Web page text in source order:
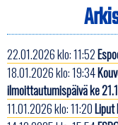
22.01.2026 klo: 11:52
18.01.2026 klo: 19:34
ilmoittautumispäivä ke
11.01.2026 klo: 11:20Liput